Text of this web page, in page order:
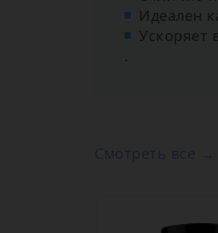
Идеален
Ускоряет
.
Смотреть все →